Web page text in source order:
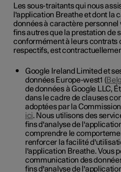
Les sous-traitants qui nous
l'application Breathe et dont la
données à caractère personnel
fins autres que la prestation de
conformément à leurs contrats
respectifs, est
Google Ireland Limited et
données Europe-west1 (
de données à Google LLC,
dans le cadre de clauses
adoptées par la
ici. Nous utilisons des
fins d'analyse de
comprendre le
renforcer la facilité
l'application Breathe. Vous
communication des
fins d'analyse de